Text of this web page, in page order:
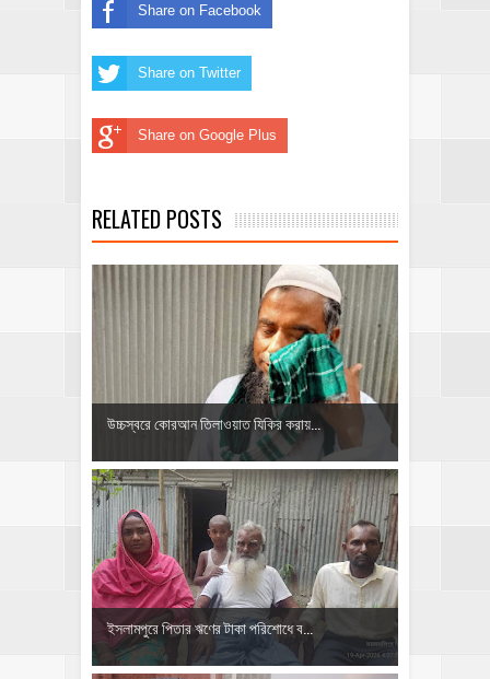
Share on Facebook
Share on Twitter
Share on Google Plus
RELATED POSTS
উচ্চস্বরে কোরআন তিলাওয়াত যিকির করায়...
ইসলামপুরে পিতার ঋণের টাকা পরিশোধে ব...